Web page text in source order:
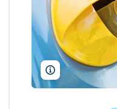
Kanowa/